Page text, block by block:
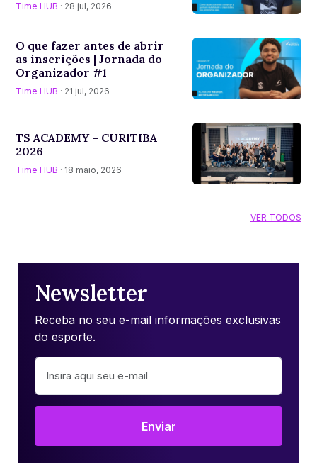
Time HUB · 28 jul, 2026
O que fazer antes de abrir
as inscrições | Jornada do
Organizador #1
Time HUB · 21 jul, 2026
TS ACADEMY – CURITIBA
2026
Time HUB · 18 maio, 2026
VER TODOS
Newsletter
Receba no seu e-mail informações exclusivas
do esporte.
Enviar